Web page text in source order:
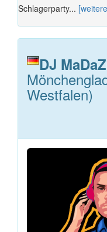
Schlagerparty...
DJ
Westfalen)